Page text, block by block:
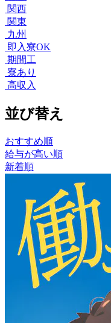
関西
関東
九州
即入寮OK
期間工
寮あり
高収入
並び替え
おすすめ順
給与が高い順
新着順